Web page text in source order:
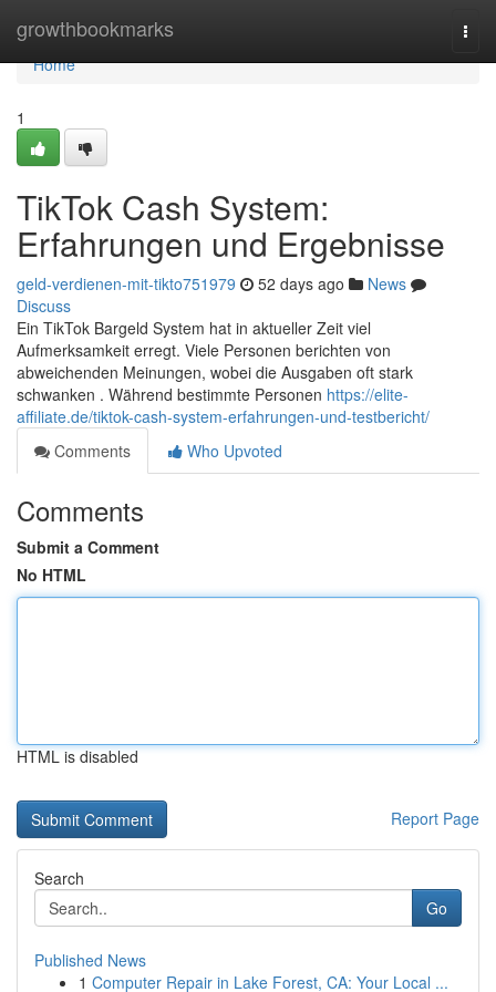
growthbookmarks
Home
Home
1
TikTok Cash System:
Erfahrungen und Ergebnisse
geld-verdienen-mit-tikto751979 52 days ago
News
Discuss
Ein TikTok Bargeld System hat in aktueller Zeit viel
Aufmerksamkeit erregt. Viele Personen berichten von
abweichenden Meinungen, wobei die Ausgaben oft stark
schwanken . Während bestimmte Personen https://elite-
affiliate.de/tiktok-cash-system-erfahrungen-und-testbericht/
Comments
Who Upvoted
Comments
Submit a Comment
No HTML
HTML is disabled
Report Page
Search
Go
Published News
1 Computer Repair in Lake Forest, CA: Your Local ...